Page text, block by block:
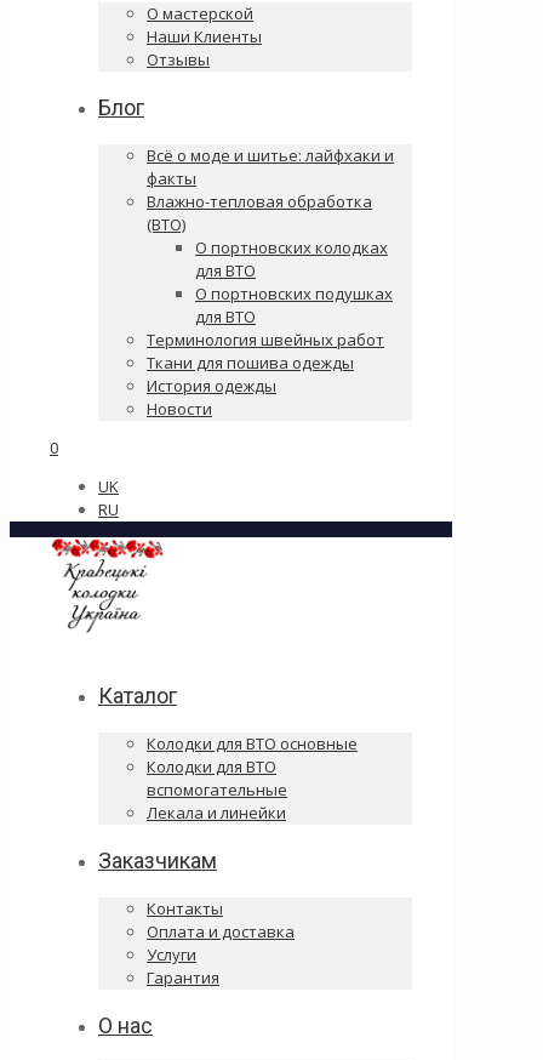
О мастерской
Наши Клиенты
Отзывы
Блог
Всё о моде и шитье: лайфхаки и
факты
Влажно-тепловая обработка
(ВТО)
О портновских колодках
для ВТО
О портновских подушках
для ВТО
Терминология швейных работ
Ткани для пошива одежды
История одежды
Новости
0
UK
RU
Каталог
Колодки для ВТО основные
Колодки для ВТО
вспомогательные
Лекала и линейки
Заказчикам
Контакты
Оплата и доставка
Услуги
Гарантия
О нас